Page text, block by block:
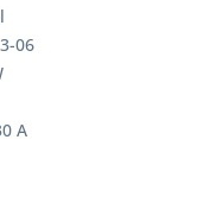
06
A